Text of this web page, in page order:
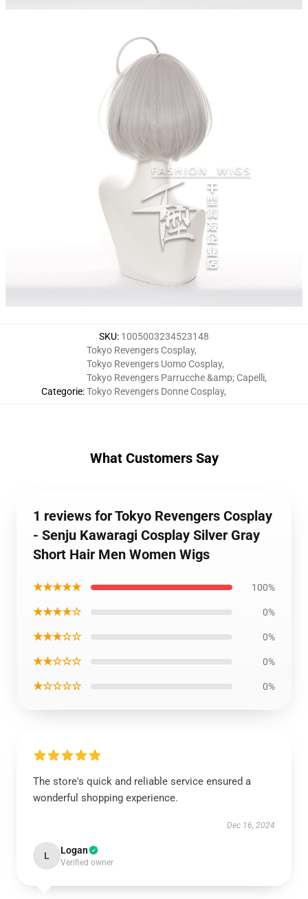
SKU: 1005003234523148
Categorie:
Tokyo Revengers Cosplay,
Tokyo Revengers Uomo Cosplay,
Tokyo Revengers Parrucche &amp; Capelli,
Tokyo Revengers Donne Cosplay,
What Customers Say
1 reviews for Tokyo Revengers Cosplay
- Senju Kawaragi Cosplay Silver Gray
Short Hair Men Women Wigs
★★★★★ 100%
★★★★☆ 0%
★★★☆☆ 0%
★★☆☆☆ 0%
★☆☆☆☆ 0%
The store's quick and reliable service ensured a
wonderful shopping experience.
Dec 16, 2024
L Logan
Verified owner